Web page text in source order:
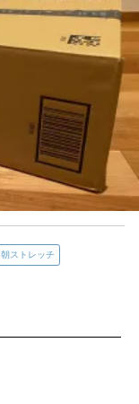
朝ストレッチ